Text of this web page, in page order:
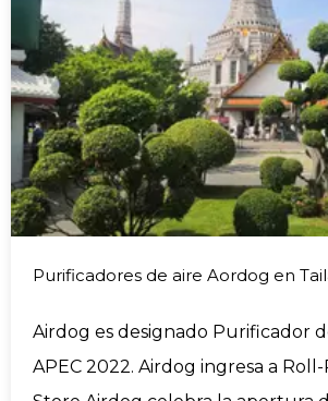
Purificadores de aire Aordog en
Airdog es designado Purificador
APEC 2022. Airdog ingresa a Roll-